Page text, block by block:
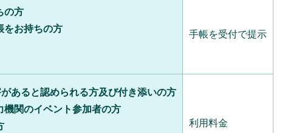
の方
をお持ちの方
手帳を受付で提示
あると認められる方及び付き添いの方
関のイベント参加者の方
利用料金